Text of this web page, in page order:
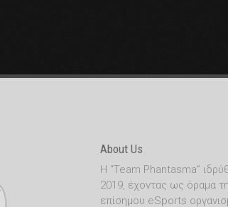
About Us
Η “Team Phantasma”
2019, έχοντας ως όραμα
επίσημου eSports